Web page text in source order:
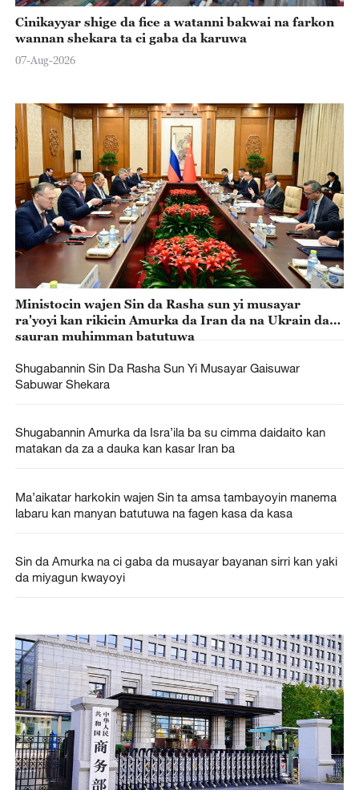
Cinikayyar shige da fice a watanni bakwai na farkon
wannan shekara ta ci gaba da karuwa
07-Aug-2026
Ministocin wajen Sin da Rasha sun yi musayar
ra'yoyi kan rikicin Amurka da Iran da na Ukrain da
sauran muhimman batutuwa
Shugabannin Sin Da Rasha Sun Yi Musayar Gaisuwar
Sabuwar Shekara
Shugabannin Amurka da Isra’ila ba su cimma daidaito kan
matakan da za a dauka kan kasar Iran ba
Ma’aikatar harkokin wajen Sin ta amsa tambayoyin manema
labaru kan manyan batutuwa na fagen kasa da kasa
Sin da Amurka na ci gaba da musayar bayanan sirri kan yaki
da miyagun kwayoyi